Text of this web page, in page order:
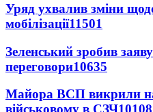
Уряд ухвалив зміни
мобілізації11501
Зеленський зробив
переговори10635
Майора ВСП викрили